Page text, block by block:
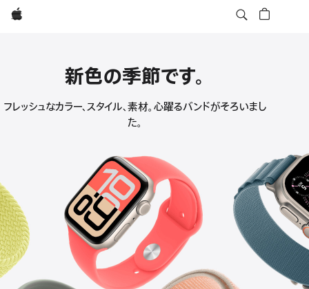
Apple
Apple
ン
ド
新色の季節です。
フレッシュなカラー、スタイル、素材。心躍るバンドがそろいまし
た。